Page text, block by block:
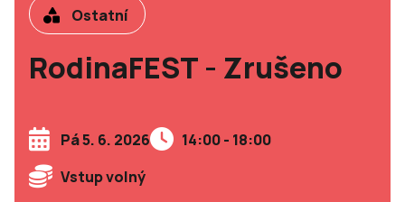
Ostatní
RodinaFEST - Zrušeno
Pá 5. 6. 2026
14:00 - 18:00
Vstup volný